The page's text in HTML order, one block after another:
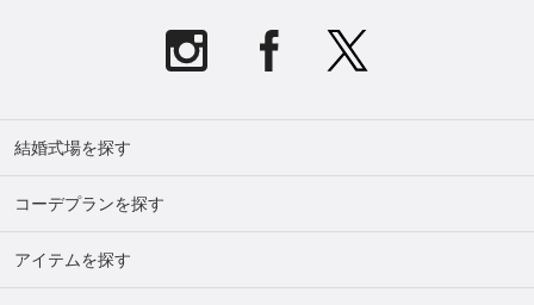
結婚式場を探す
コーデプランを探す
アイテムを探す